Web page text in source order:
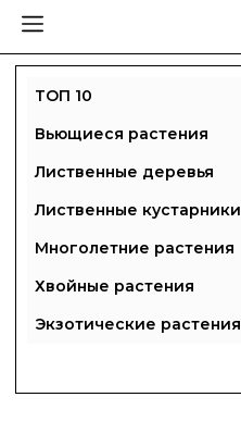
ТОП 10
Вьющиеся растения
Лиственные деревья
Лиственные кустарники
Многолетние растения
Хвойные растения
Экзотические растения